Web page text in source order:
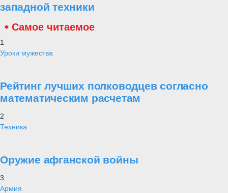
западной техники
Самое читаемое
1
Уроки мужества
Рейтинг лучших полководцев согласно
математическим расчетам
2
Техника
Оружие афганской войны
3
Армия